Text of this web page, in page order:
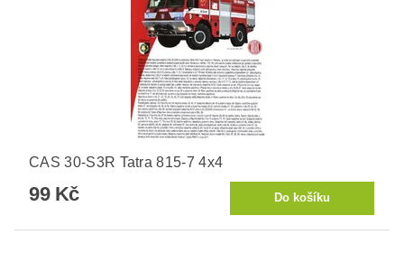
CAS 30-S3R Tatra 815-7 4x4
99 Kč